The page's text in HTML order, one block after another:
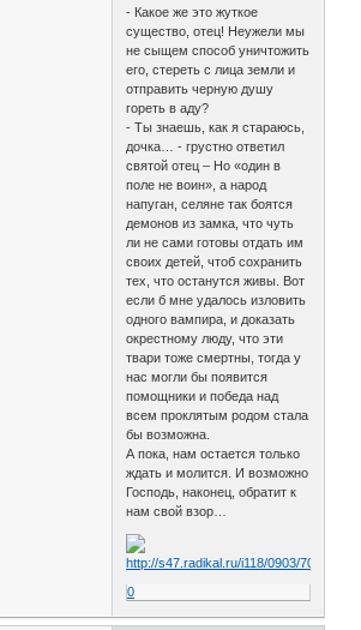
- Какое же это жуткое
существо, отец! Неужели мы
не сыщем способ уничтожить
его, стереть с лица земли и
отправить черную душу
гореть в аду?
- Ты знаешь, как я стараюсь,
дочка… - грустно ответил
святой отец – Но «один в
поле не воин», а народ
напуган, селяне так боятся
демонов из замка, что чуть
ли не сами готовы отдать им
своих детей, чтоб сохранить
тех, что останутся живы. Вот
если б мне удалось изловить
одного вампира, и доказать
окрестному люду, что эти
твари тоже смертны, тогда у
нас могли бы появится
помощники и победа над
всем проклятым родом стала
бы возможна.
А пока, нам остается только
ждать и молится. И возможно
Господь, наконец, обратит к
нам свой взор…
0